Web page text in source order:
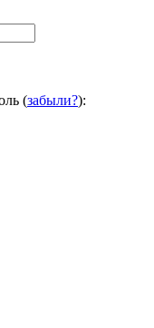
(забыли?):